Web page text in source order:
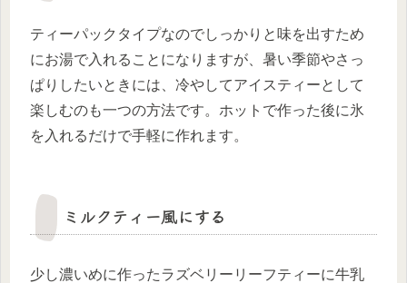
ティーパックタイプなのでしっかりと味を出すため
にお湯で入れることになりますが、暑い季節やさっ
ぱりしたいときには、冷やしてアイスティーとして
楽しむのも一つの方法です。ホットで作った後に氷
を入れるだけで手軽に作れます。
ミルクティー風にする
少し濃いめに作ったラズベリーリーフティーに牛乳